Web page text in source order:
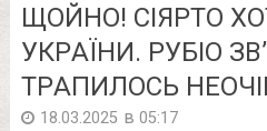
ЩOЙНО! СІЯPТО
УКPАЇНИ. РУБІО
ТPАПИЛОСЬ
18.03.2025 в 05:17